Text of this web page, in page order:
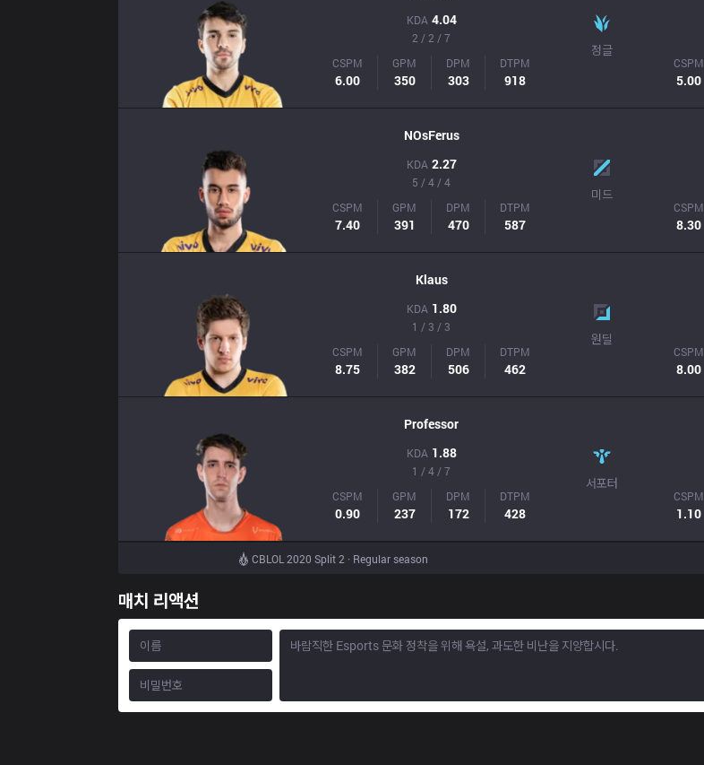
KDA 4.04
2 / 2 / 7
CSPM
6.00
GPM
350
DPM
303
DTPM
918
정글
CSPM
5.00
NOsFerus
KDA 2.27
5 / 4 / 4
CSPM
7.40
GPM
391
DPM
470
DTPM
587
미드
CSPM
8.30
Klaus
KDA 1.80
1 / 3 / 3
CSPM
8.75
GPM
382
DPM
506
DTPM
462
원딜
CSPM
8.00
Professor
KDA 1.88
1 / 4 / 7
CSPM
0.90
GPM
237
DPM
172
DTPM
428
서포터
CSPM
1.10
CBLOL 2020 Split 2 · Regular season
매치 리액션